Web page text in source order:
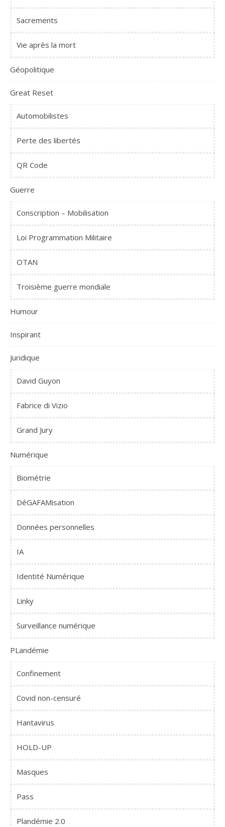
Sacrements
Vie après la mort
Géopolitique
Great Reset
Automobilistes
Perte des libertés
QR Code
Guerre
Conscription – Mobilisation
Loi Programmation Militaire
OTAN
Troisième guerre mondiale
Humour
Inspirant
Juridique
David Guyon
Fabrice di Vizio
Grand Jury
Numérique
Biométrie
DéGAFAMisation
Données personnelles
IA
Identité Numérique
Linky
Surveillance numérique
PLandémie
Confinement
Covid non-censuré
Hantavirus
HOLD-UP
Masques
Pass
Plandémie 2.0